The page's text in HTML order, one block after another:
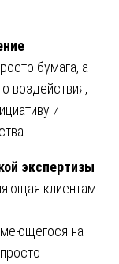
бумага, а
воздействия,
и
экспертизы
клиентам
на